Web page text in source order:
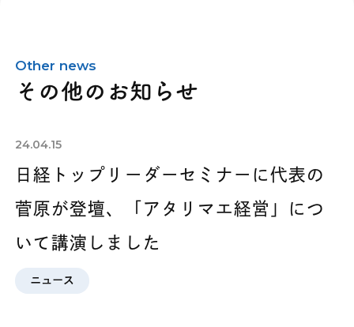
Other news
その他のお知らせ
24.04.15
日経トップリーダーセミナーに代表の
菅原が登壇、「アタリマエ経営」につ
いて講演しました
ニュース